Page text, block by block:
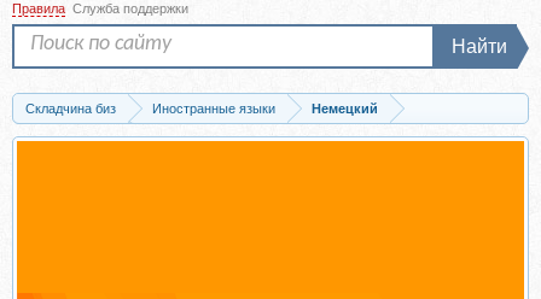
Правила Служба поддержки
Найти
Складчина биз Иностранные языки
Немецкий
Запись B2-Prüfungen. Твой спаситель при сдаче Goethe/Telc B2. Тариф 1...